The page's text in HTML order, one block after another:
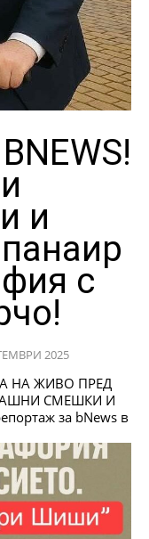
и
с
2025
НА ЖИВО ПРЕД
СМЕШКИ И